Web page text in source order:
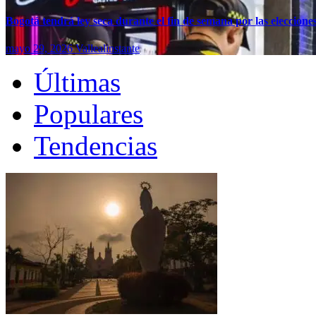
Bogotá tendrá ley seca durante el fin de semana por las
mayo 29, 2026Vallealinstante
Últimas
Populares
Tendencias